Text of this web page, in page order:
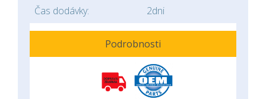
Čas dodávky:
2dni
Podrobnosti